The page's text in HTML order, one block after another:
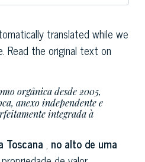
translated while we
Read the original text on
orgânica desde 2005,
anexo independente e
integrada à
Toscana, no alto de uma